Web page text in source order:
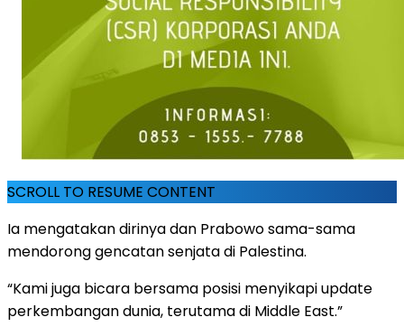
SCROLL TO RESUME CONTENT
Ia mengatakan dirinya dan Prabowo sama-sama
mendorong gencatan senjata di Palestina.
“Kami juga bicara bersama posisi menyikapi update
perkembangan dunia, terutama di Middle East.”